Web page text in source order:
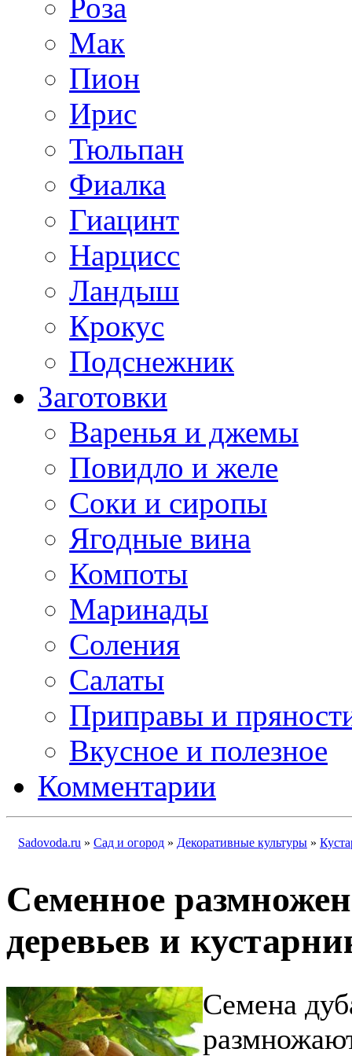
Роза
Мак
Пион
Ирис
Тюльпан
Фиалка
Гиацинт
Нарцисс
Ландыш
Крокус
Подснежник
Заготовки
Варенья и джемы
Повидло и желе
Соки и сиропы
Ягодные вина
Компоты
Маринады
Соления
Салаты
Приправы и
Вкусное и полезное
Комментарии
Sadovoda.ru » Сад и огород » Декоративные культуры »
Семенное
деревьев и
Семена